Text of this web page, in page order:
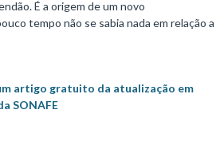
É a origem de um novo
tempo não se sabia nada em relação a
artigo gratuito da atualização em
SONAFE